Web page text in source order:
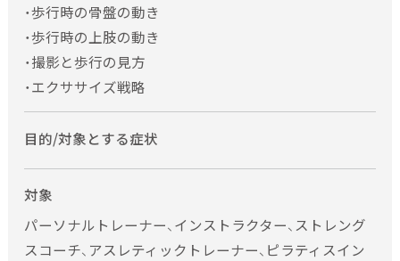
・歩行時の骨盤の動き
・歩行時の上肢の動き
・撮影と歩行の見方
・エクササイズ戦略
目的/対象とする症状
対象
パーソナルトレーナー、インストラクター、ストレング
スコーチ、アスレティックトレーナー、ピラティスイン